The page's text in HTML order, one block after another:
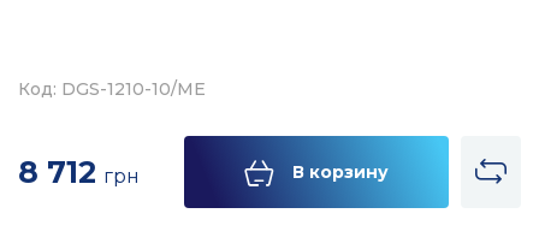
Код: DGS-1210-10/ME
8 712 грн В корзину